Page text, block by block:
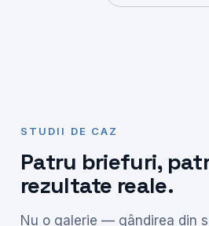
STUDII DE CAZ
Patru briefuri,
rezultate reale.
Nu o galerie — gândirea din